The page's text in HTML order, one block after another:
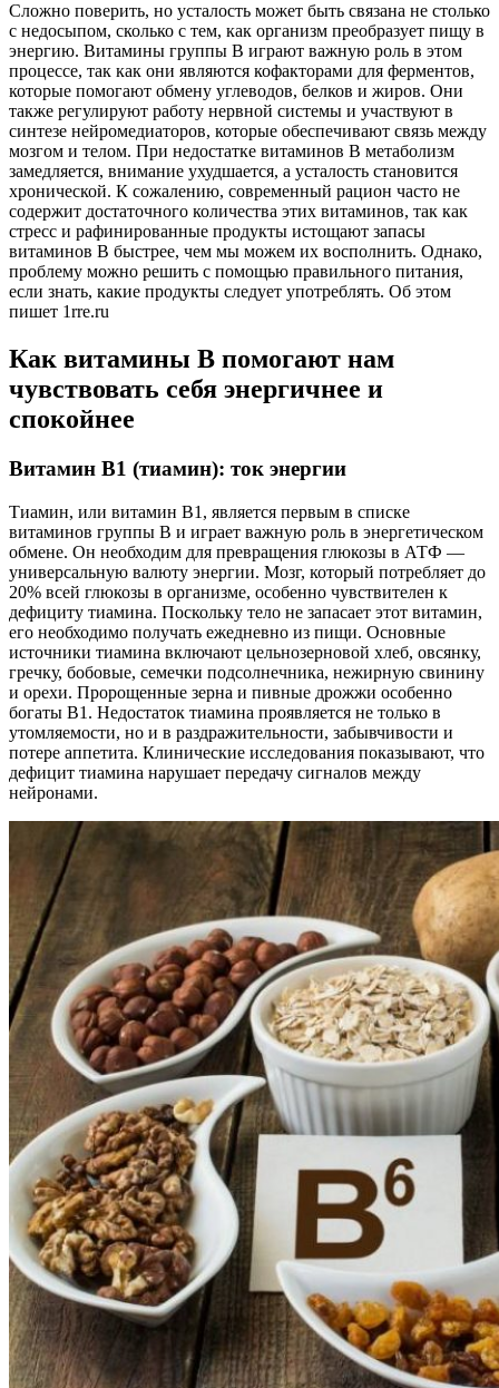
Сложно поверить, но усталость может быть связана не столько
с недосыпом, сколько с тем, как организм преобразует пищу в
энергию. Витамины группы B играют важную роль в этом
процессе, так как они являются кофакторами для ферментов,
которые помогают обмену углеводов, белков и жиров. Они
также регулируют работу нервной системы и участвуют в
синтезе нейромедиаторов, которые обеспечивают связь между
мозгом и телом. При недостатке витаминов B метаболизм
замедляется, внимание ухудшается, а усталость становится
хронической. К сожалению, современный рацион часто не
содержит достаточного количества этих витаминов, так как
стресс и рафинированные продукты истощают запасы
витаминов B быстрее, чем мы можем их восполнить. Однако,
проблему можно решить с помощью правильного питания,
если знать, какие продукты следует употреблять. Об этом
пишет 1rre.ru
Как витамины B помогают нам
чувствовать себя энергичнее и
спокойнее
Витамин B1 (тиамин): ток энергии
Тиамин, или витамин B1, является первым в списке
витаминов группы B и играет важную роль в энергетическом
обмене. Он необходим для превращения глюкозы в АТФ —
универсальную валюту энергии. Мозг, который потребляет до
20% всей глюкозы в организме, особенно чувствителен к
дефициту тиамина. Поскольку тело не запасает этот витамин,
его необходимо получать ежедневно из пищи. Основные
источники тиамина включают цельнозерновой хлеб, овсянку,
гречку, бобовые, семечки подсолнечника, нежирную свинину
и орехи. Пророщенные зерна и пивные дрожжи особенно
богаты B1. Недостаток тиамина проявляется не только в
утомляемости, но и в раздражительности, забывчивости и
потере аппетита. Клинические исследования показывают, что
дефицит тиамина нарушает передачу сигналов между
нейронами.